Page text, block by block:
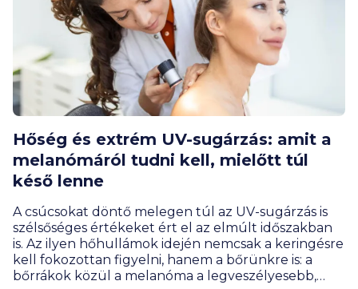
Hőség és extrém UV-sugárzás: amit a
melanómáról tudni kell, mielőtt túl
késő lenne
A csúcsokat döntő melegen túl az UV-sugárzás is
szélsőséges értékeket ért el az elmúlt időszakban
is. Az ilyen hőhullámok idején nemcsak a keringésre
kell fokozottan figyelni, hanem a bőrünkre is: a
bőrrákok közül a melanóma a legveszélyesebb,